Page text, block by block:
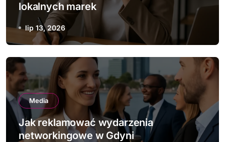
lokalnych marek
lip 13, 2026
Media
Jak reklamować wydarzenia
networkingowe w Gdyni